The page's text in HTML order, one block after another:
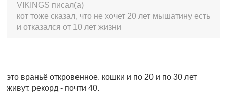
VIKINGS писал(а)
кот тоже сказал, что не хочет 20 лет мышатину есть
и отказался от 10 лет жизни
это враньё откровенное. кошки и по 20 и по 30 лет
живут. рекорд - почти 40.